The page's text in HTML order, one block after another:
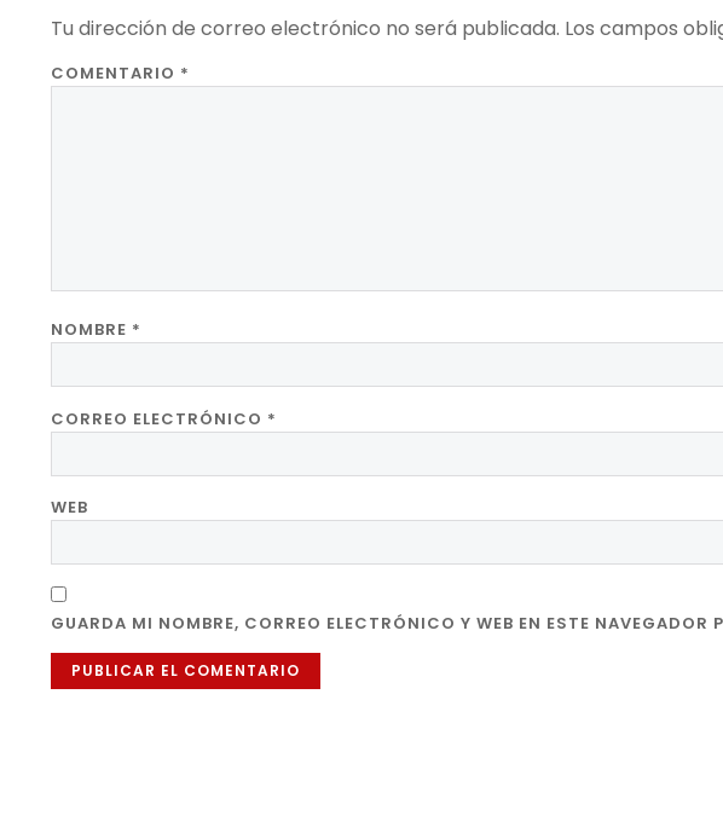
Tu dirección de correo electrónico no será publicada. Los campos
COMENTARIO *
NOMBRE *
CORREO ELECTRÓNICO *
WEB
GUARDA MI NOMBRE, CORREO ELECTRÓNICO Y WEB EN ESTE NAVEGADOR